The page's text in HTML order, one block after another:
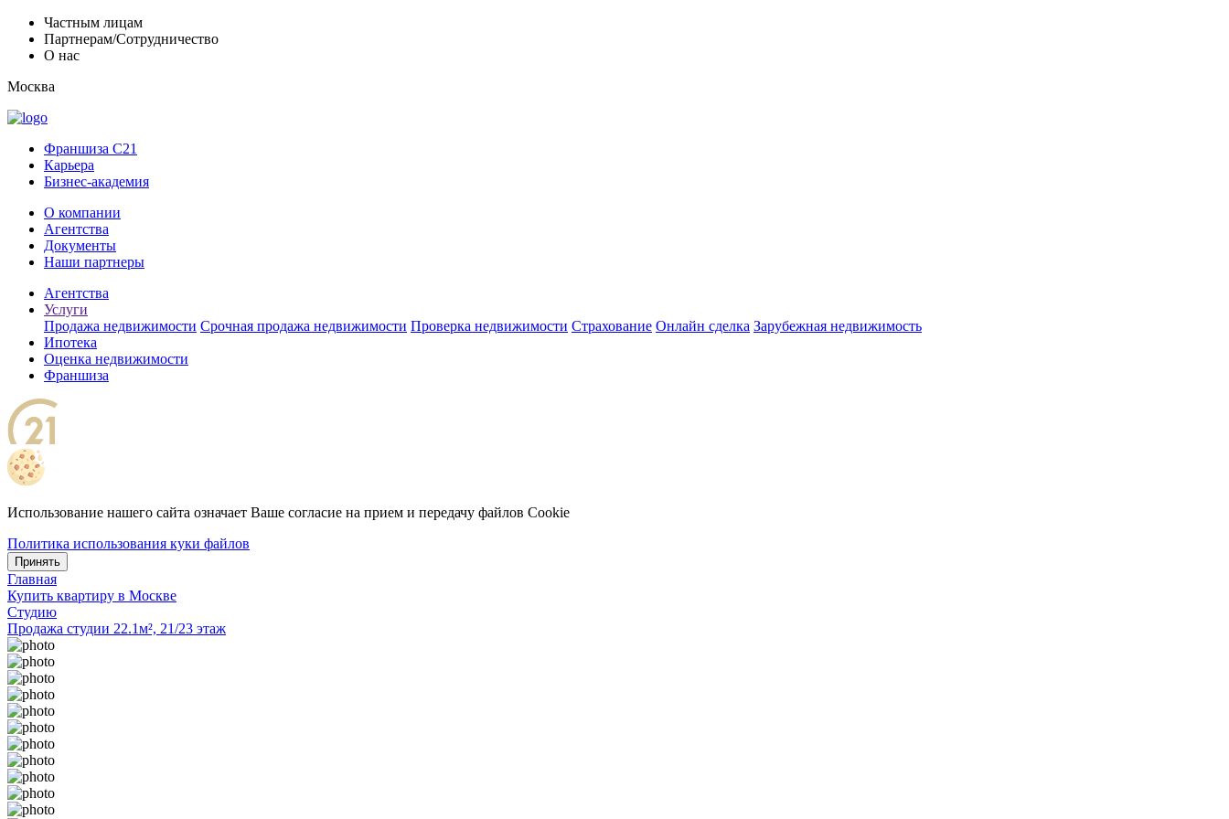
Частным лицам
Партнерам/Сотрудничество
О нас
Москва
Франшиза C21
Карьера
Бизнес-академия
О компании
Агентства
Документы
Наши партнеры
Агентства
Услуги
Продажа недвижимости Срочная продажа недвижимости Проверка недвижимости Страхование Онлайн сделка Зарубежная недвижимость
Ипотека
Оценка недвижимости
Франшиза
Использование нашего сайта означает Ваше согласие на прием и передачу файлов Cookie
Политика использования куки файлов
Принять
Главная
Купить квартиру в Москве
Студию
Продажа студии 22.1м², 21/23 этаж